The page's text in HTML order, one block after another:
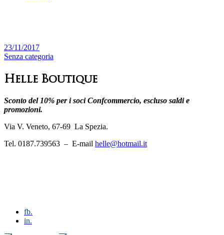
23/11/2017
Senza categoria
Helle Boutique
Sconto del 10% per i soci Confcommercio, escluso saldi e
promozioni.
Via V. Veneto, 67-69 La Spezia.
Tel. 0187.739563 – E-mail helle@hotmail.it
fb.
in.